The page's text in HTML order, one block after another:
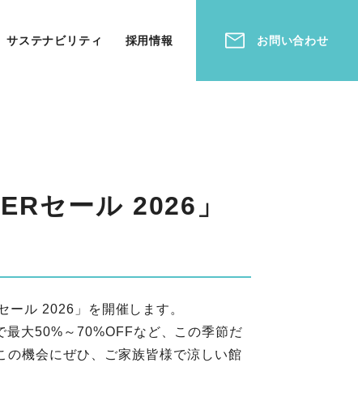
サステナビリティ 採用情報 お問い合わせ
セール 2026」
ル 2026」を開催します。
大50%～70%OFFなど、この季節だ
の機会にぜひ、ご家族皆様で涼しい館